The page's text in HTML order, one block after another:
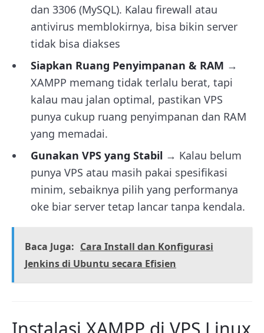
dan 3306 (MySQL). Kalau firewall atau
antivirus memblokirnya, bisa bikin server
tidak bisa diakses
Siapkan Ruang Penyimpanan & RAM →
XAMPP memang tidak terlalu berat, tapi
kalau mau jalan optimal, pastikan VPS
punya cukup ruang penyimpanan dan RAM
yang memadai.
Gunakan VPS yang Stabil → Kalau belum
punya VPS atau masih pakai spesifikasi
minim, sebaiknya pilih yang performanya
oke biar server tetap lancar tanpa kendala.
Baca Juga: Cara Install dan Konfigurasi
Jenkins di Ubuntu secara Efisien